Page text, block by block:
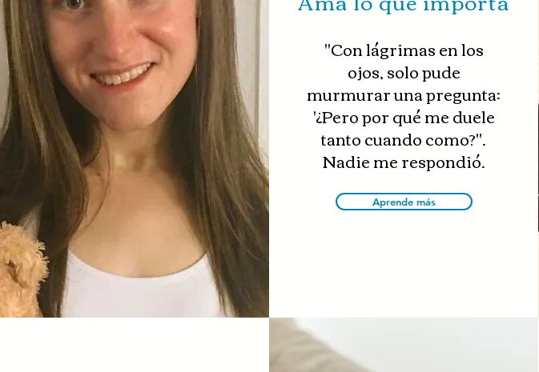
"Con lágrimas en los
ojos, solo pude
murmurar una pregunta:
'¿Pero por qué me duele
tanto cuando como?".
Nadie me respondió.
Aprende más